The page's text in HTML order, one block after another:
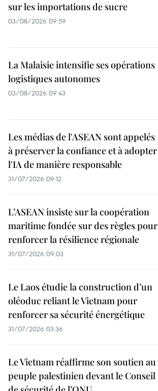
sur les importations de sucre
03/08/2026 09:59
La Malaisie intensifie ses opérations
logistiques autonomes
03/08/2026 09:43
Les médias de l'ASEAN sont appelés
à préserver la confiance et à adopter
l'IA de manière responsable
31/07/2026 09:12
L’ASEAN insiste sur la coopération
maritime fondée sur des règles pour
renforcer la résilience régionale
31/07/2026 09:03
Le Laos étudie la construction d’un
oléoduc reliant le Vietnam pour
renforcer sa sécurité énergétique
31/07/2026 03:36
Le Vietnam réaffirme son soutien au
peuple palestinien devant le Conseil